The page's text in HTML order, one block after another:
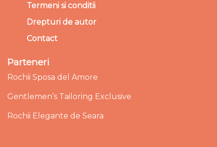
Termeni si conditii
Drepturi de autor
Contact
Parteneri
Rochii Sposa del Amore
Gentlemen’s Tailoring Exclusive
Rochii Elegante de Seara